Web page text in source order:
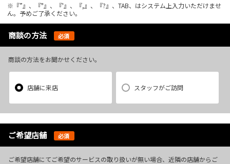
※『”』、『"』、『'』、『,』、『?』、TAB、はシステム上入力いただけませ
ん。予めご了承ください。
商談の方法 必須
商談の方法をお聞かせください。
店舗に来店 スタッフがご訪問
ご希望店舗 必須
ご希望店舗にてご希望のサービスの取り扱いが無い場合、近隣の店舗からご